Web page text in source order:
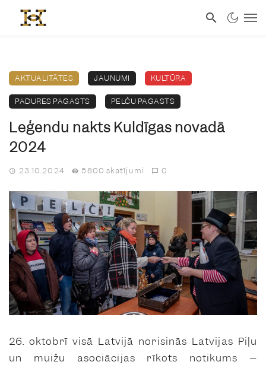
AKTUALITĀTES JAUNUMI KULTŪRA
PADURES PAGASTS PELČU PAGASTS
Leģendu nakts Kuldīgas novadā
2024
23.10.2024 5800 skatījumi 0
26. oktobrī visā Latvijā norisinās Latvijas Piļu
un muižu asociācijas rīkots notikums –